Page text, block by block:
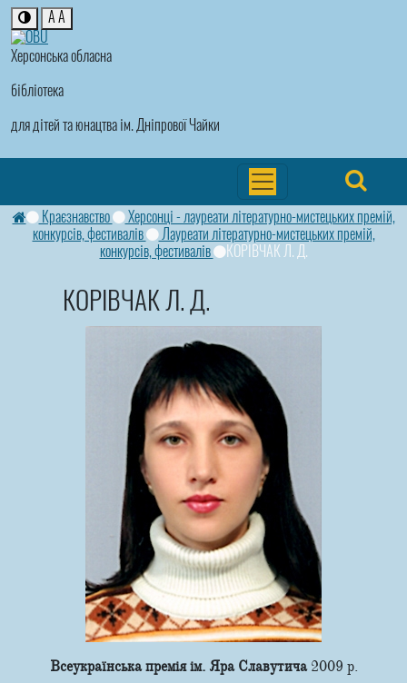
Херсонська обласна
бібліотека
для дітей та юнацтва ім. Дніпрової Чайки
A A
Краєзнавство
Херсонці - лауреати літературно-мистецьких премій,
конкурсів, фестивалів
Лауреати літературно-мистецьких премій,
конкурсів, фестивалів
КОРІВЧАК Л. Д.
КОРІВЧАК Л. Д.
Всеукраїнська премія ім. Яра Славутича 2009 р.